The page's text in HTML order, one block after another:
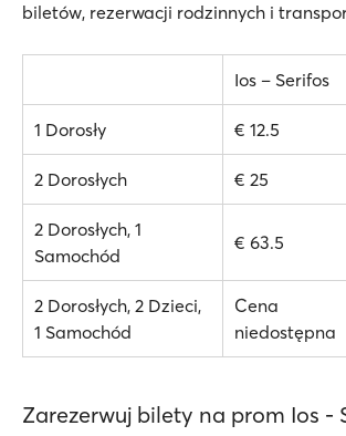
biletów, rezerwacji rodzinnych i
Ios – Serifos
1 Dorosły € 12.5
2 Dorosłych € 25
2 Dorosłych, 1
Samochód
€ 63.5
2 Dorosłych, 2 Dzieci,
1 Samochód
Cena
niedostępna
Zarezerwuj bilety na prom Ios -